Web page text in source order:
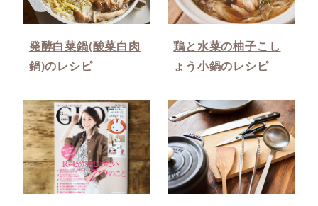
発酵白菜鍋(酸菜白肉
鍋)のレシピ
鶏と水菜の柚子こし
ょう小鍋のレシピ